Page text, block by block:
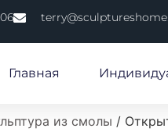
Главная
из смолы /